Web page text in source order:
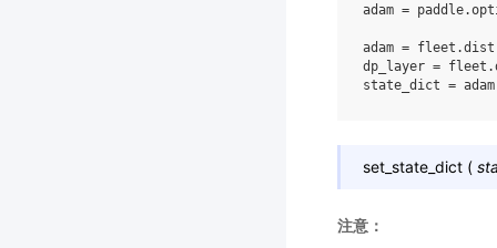
adam = paddle.
adam = fleet .
dp_layer = fleet .
state_dict = adam
set_state_dict (
注意：